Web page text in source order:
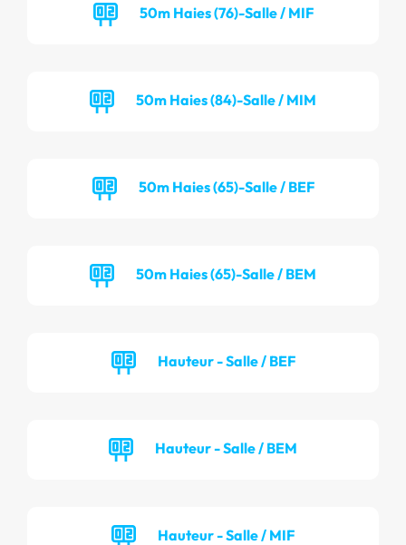
50m Haies (76)-Salle / MIF
50m Haies (84)-Salle / MIM
50m Haies (65)-Salle / BEF
50m Haies (65)-Salle / BEM
Hauteur - Salle / BEF
Hauteur - Salle / BEM
Hauteur - Salle / MIF